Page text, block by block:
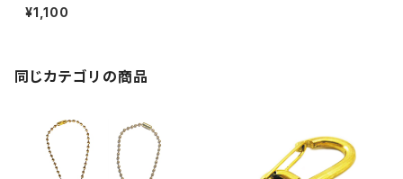
¥1,100
同じカテゴリの商品